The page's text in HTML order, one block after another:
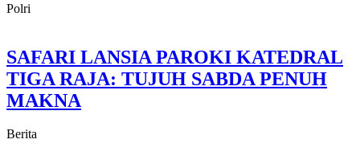
Polri
SAFARI LANSIA PAROKI KATEDRAL
TIGA RAJA: TUJUH SABDA PENUH
MAKNA
Berita